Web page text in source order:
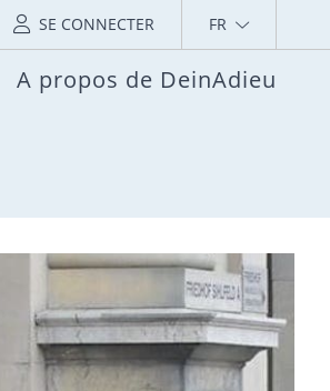
SE CONNECTER FR
A propos de DeinAdieu